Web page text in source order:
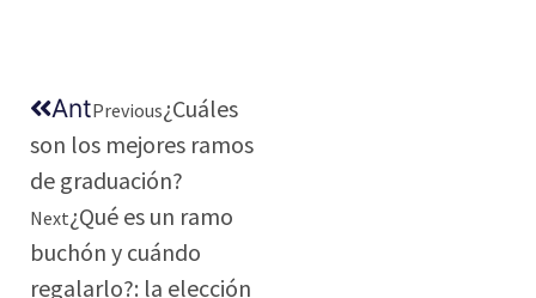
AntPrevious¿Cuáles
son los mejores ramos
de graduación?
Next¿Qué es un ramo
buchón y cuándo
regalarlo?: la elección